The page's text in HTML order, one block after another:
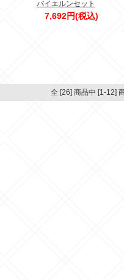
バイエルンセット
7,692円(税込)
全 [26] 商品中 [1-12]